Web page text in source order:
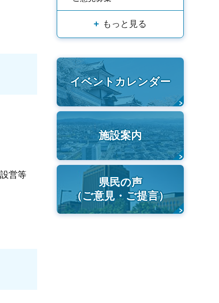
営等
もっと見る
イベントカレンダー
施設案内
県民の声
（ご意見・ご提言）